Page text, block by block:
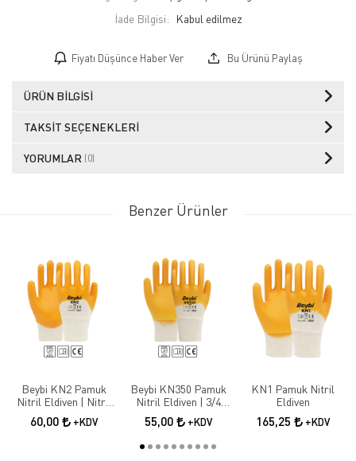
İade Bilgisi:
Fiyatı Düşünce Haber Ver Bu Ürünü Paylaş
ÜRÜN BILGISI
TAKSIT SEÇENEKLERI
YORUMLAR (0)
Benzer Ürünler
Beybi KN2 Pamuk
Nitril Eldiven | Nitril
Kaplama İş Güvenliği
Eldiveni
60,00 +KDV
Beybi KN350 Pamuk
Nitril Eldiven | 3/4
Nitril Kaplama İş
Eldiveni
55,00 +KDV
KN1 Pamuk Nitril
Eldiven
165,25 +KDV